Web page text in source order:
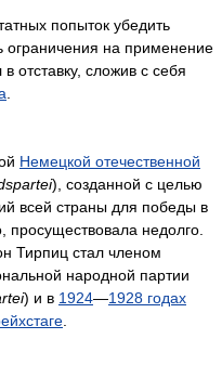
попыток убедить
ограничения на применение
отставку, сложив с себя
Немецкой отечественной
), созданной с целью
всей страны для победы в
просуществовала недолго.
Тирпиц стал членом
народной партии
) и в 1924—1928 годах